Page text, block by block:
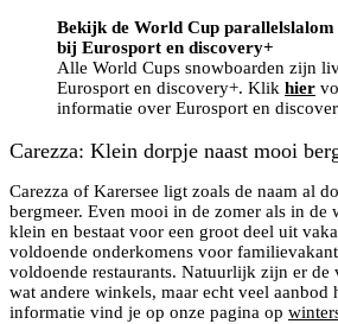
Bekijk de World Cup
bij Eurosport en discovery+
Alle World Cups snowboarden zijn
Eurosport en discovery+. Klik hier
informatie over Eurosport en
Carezza: Klein dorpje naast mooi
Carezza of Karersee ligt zoals de naam al
bergmeer. Even mooi in de zomer als in de
klein en bestaat voor een groot deel uit
voldoende onderkomens voor
voldoende restaurants. Natuurlijk zijn er de
wat andere winkels, maar echt veel aanbod
informatie vind je op onze pagina op